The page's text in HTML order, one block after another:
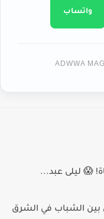
واتساب
ADWWA
😱 ليلى عبد...
بين الشباب في الشرق